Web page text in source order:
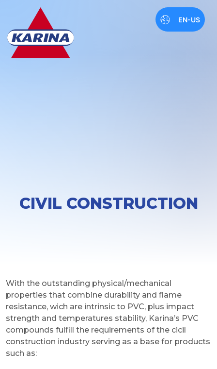
EN-US
CIVIL CONSTRUCTION
With the outstanding physical/mechanical
properties that combine durability and flame
resistance, wich are intrinsic to PVC, plus impact
strength and temperatures stability, Karina’s PVC
compounds fulfill the requirements of the cicil
construction industry serving as a base for products
such as: